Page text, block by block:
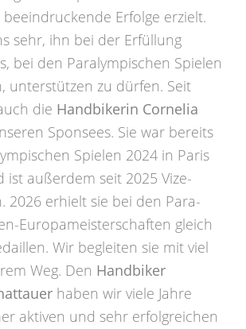
Erfolge erzielt.
sehr, ihn bei der Erfüllung
bei den Paralympischen Spielen
unterstützen zu dürfen. Seit
die Handbikerin Cornelia
Sponsees. Sie war bereits
Spielen 2024 in Paris
ist außerdem seit 2025 Vize-
2026 erhielt sie bei den Para-
Europameisterschaften gleich
Wir begleiten sie mit viel
Weg. Den Handbiker
haben wir viele Jahre
aktiven und sehr erfolgreichen